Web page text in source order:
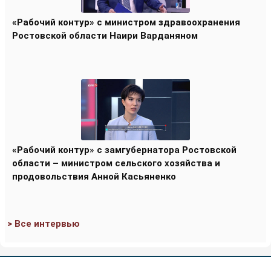
«Рабочий контур» с министром здравоохранения
Ростовской области Наири Варданяном
«Рабочий контур» с замгубернатора Ростовской
области – министром сельского хозяйства и
продовольствия Анной Касьяненко
> Все интервью